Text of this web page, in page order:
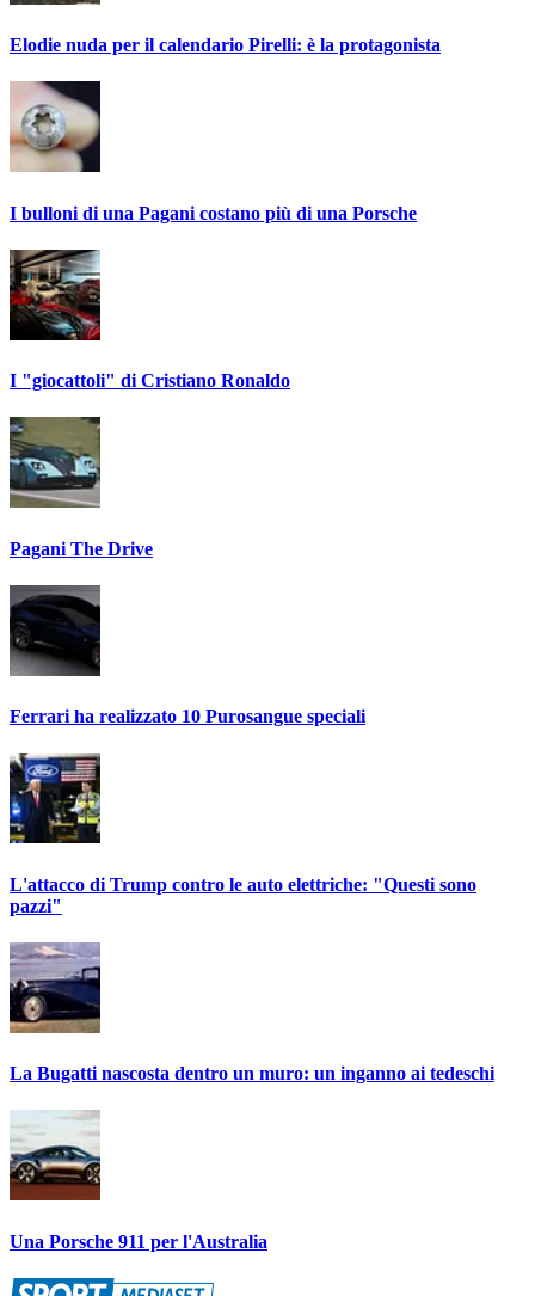
Elodie nuda per il calendario Pirelli: è la protagonista
I bulloni di una Pagani costano più di una Porsche
I "giocattoli" di Cristiano Ronaldo
Pagani The Drive
Ferrari ha realizzato 10 Purosangue speciali
L'attacco di Trump contro le auto elettriche: "Questi sono
pazzi"
La Bugatti nascosta dentro un muro: un inganno ai tedeschi
Una Porsche 911 per l'Australia